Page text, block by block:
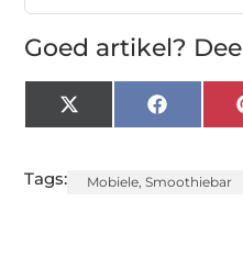
Goed artikel?
X
(Twitter)
Tags: Mobiele,Smoothiebar